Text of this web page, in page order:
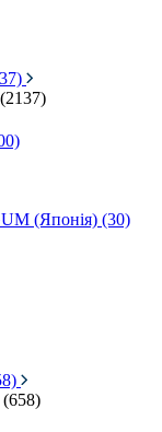
(Японія) (30)
(658)